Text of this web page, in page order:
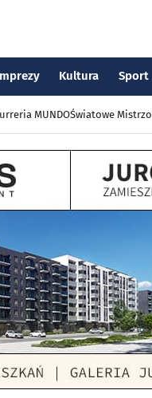
Kultura Sport
MUNDOŚwiatowe